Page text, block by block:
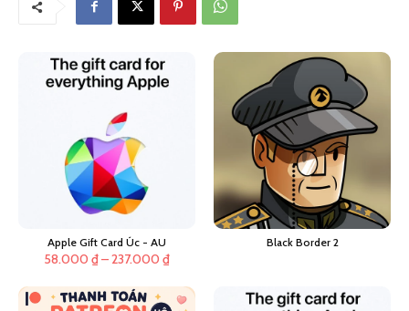
Apple Gift Card Úc - AU
58.000 ₫–237.000 ₫Khoảng
từ
Black Border 2